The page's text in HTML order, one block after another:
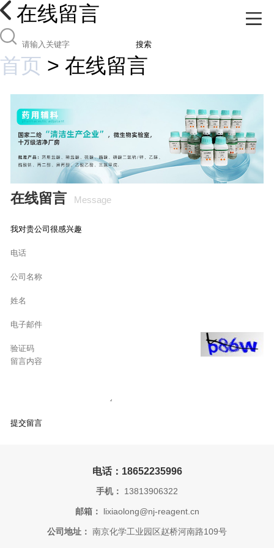
在线留言
搜索
首页 > 在线留言
在线留言 Message
电话：18652235996
手机： 13813906322
邮箱： lixiaolong@nj-reagent.cn
公司地址： 南京化学工业园区赵桥河南路109号